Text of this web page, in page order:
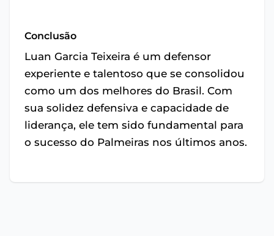
Conclusão
Luan Garcia Teixeira é um defensor
experiente e talentoso que se consolidou
como um dos melhores do Brasil. Com
sua solidez defensiva e capacidade de
liderança, ele tem sido fundamental para
o sucesso do Palmeiras nos últimos anos.